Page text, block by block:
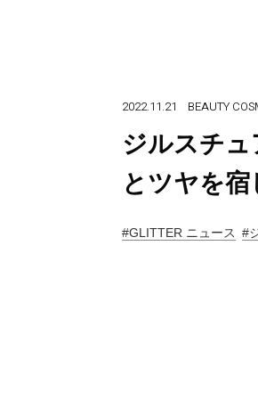
2022.11.21 BEAUTY
ジルスチ
とツヤを
#GLITTER ニュース #